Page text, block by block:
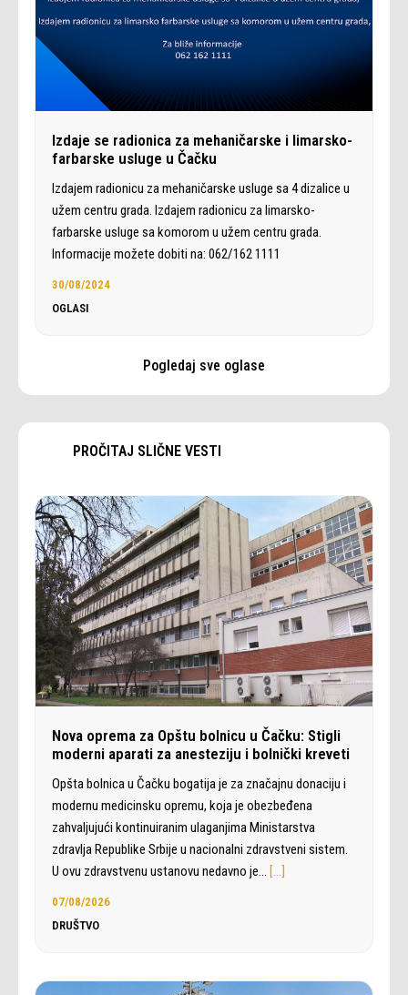
Izdaje se radionica za mehaničarske i limarsko-
farbarske usluge u Čačku
Izdajem radionicu za mehaničarske usluge sa 4 dizalice u
užem centru grada. Izdajem radionicu za limarsko-
farbarske usluge sa komorom u užem centru grada.
Informacije možete dobiti na: 062/162 1111
30/08/2024
OGLASI
Pogledaj sve oglase
PROČITAJ SLIČNE VESTI
Nova oprema za Opštu bolnicu u Čačku: Stigli
moderni aparati za anesteziju i bolnički kreveti
Opšta bolnica u Čačku bogatija je za značajnu donaciju i
modernu medicinsku opremu, koja je obezbeđena
zahvaljujući kontinuiranim ulaganjima Ministarstva
zdravlja Republike Srbije u nacionalni zdravstveni sistem.
U ovu zdravstvenu ustanovu nedavno je… […]
07/08/2026
DRUŠTVO